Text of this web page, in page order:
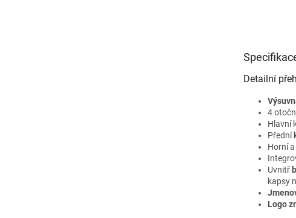
Detailní
4
Hlavní
Přední
Horní
Uvnitř
kapsy
Logo